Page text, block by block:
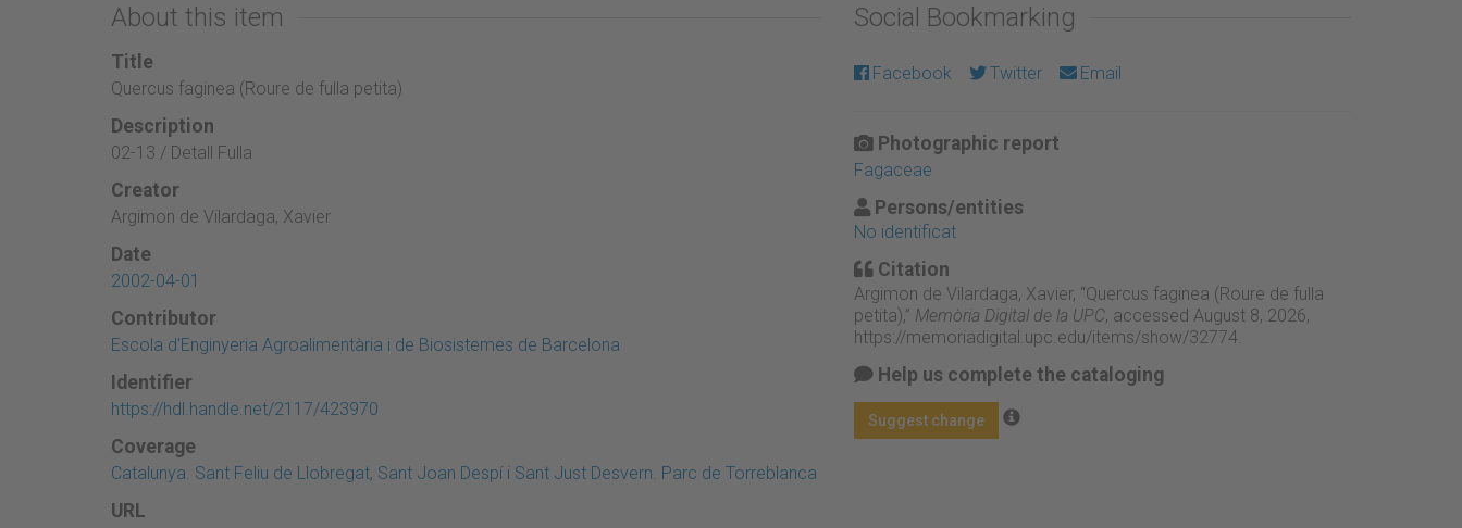
About this item
Title
Quercus faginea (Roure de fulla petita)
Description
02-13 / Detall Fulla
Creator
Argimon de Vilardaga, Xavier
Date
2002-04-01
Contributor
Escola d'Enginyeria Agroalimentària i de Biosistemes de Barcelona
Identifier
https://hdl.handle.net/2117/423970
Coverage
Catalunya. Sant Feliu de Llobregat, Sant Joan Despí i Sant Just Desvern. Parc de Torreblanca
URL
Social Bookmarking
Facebook Twitter Email
Photographic report
Fagaceae
Persons/entities
No identificat
Citation
Argimon de Vilardaga, Xavier, “Quercus faginea (Roure de fulla
petita),” Memòria Digital de la UPC, accessed August 8, 2026,
https://memoriadigital.upc.edu/items/show/32774.
Help us complete the cataloging
Suggest change